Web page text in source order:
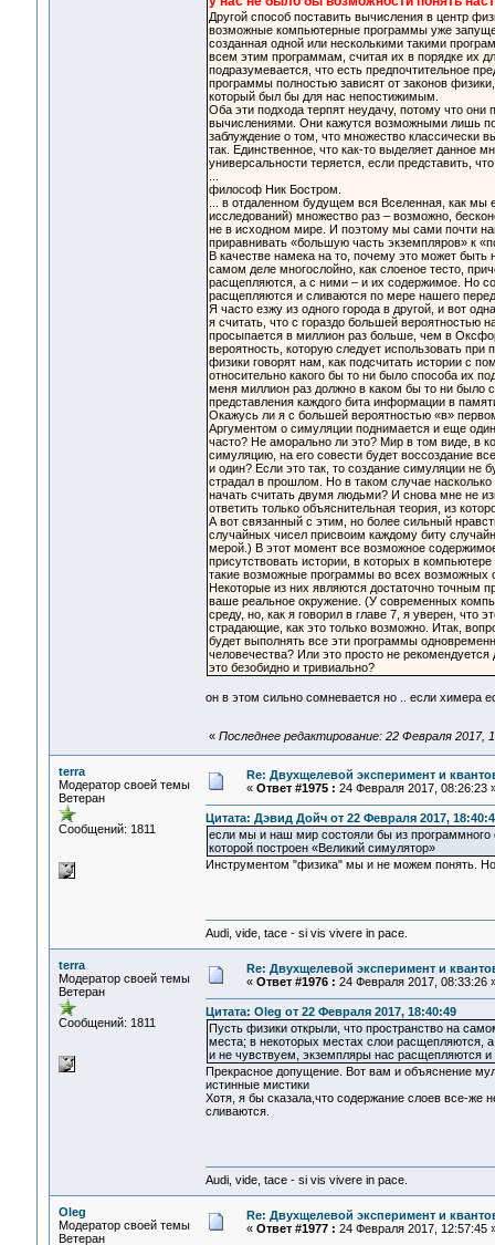
Другой способ поставить вычисления в центр
возможные компьютерные программы уже
созданная одной или несколькими такими
всем этим программам, считая их в порядке их
подразумевается, что есть предпочтительное
программы полностью зависят от законов
который был бы для нас непостижимым.
Оба эти подхода терпят неудачу, потому что
вычислениями. Они кажутся возможными лишь
заблуждение о том, что множество классически
так. Единственное, что как-то выделяет данное
универсальности теряется, если представить,
философ Ник Бостром.
... в отдаленном будущем вся Вселенная, как
исследований) множество раз – возможно,
не в исходном мире. И поэтому мы сами почти
приравнивать «большую часть экземпляров» к
В качестве намека на то, почему это может
самом деле многослойно, как слоеное тесто,
расщепляются, а с ними – и их содержимое. Но
расщепляются и сливаются по мере нашего
Я часто езжу из одного города в другой, и вот
я считать, что с гораздо большей вероятностью
просыпается в миллион раз больше, чем в
вероятность, которую следует использовать
физики говорят нам, как подсчитать истории с
относительно какого бы то ни было способа их
меня миллион раз должно в каком бы то ни было
представления каждого бита информации в
Окажусь ли я с большей вероятностью «в»
Аргументом о симуляции поднимается и еще
часто? Не аморально ли это? Мир в том виде, в
симуляцию, на его совести будет воссоздание
и один? Если это так, то создание симуляции не
страдал в прошлом. Но в таком случае
начать считать двумя людьми? И снова мне не
ответить только объяснительная теория, из
А вот связанный с этим, но более сильный
случайных чисел присвоим каждому биту
мерой.) В этот момент все возможное
присутствовать истории, в которых в
такие возможные программы во всех возможных
Некоторые из них являются достаточно точным
ваше реальное окружение. (У современных
среду, но, как я говорил в главе 7, я уверен, что
страдающие, как это только возможно. Итак,
будет выполнять все эти программы
человечества? Или это просто не
это безобидно и тривиально?
он в этом сильно сомневается но .. если химера
« Последнее редактирование: 22 Февраля 2017,
terra
Модератор своей темы
Ветеран
Сообщений: 1811
Re: Двухщелевой эксперимент и
« Ответ #1975 : 24 Февраля 2017, 08:26:23
Цитата: Дэвид Дойч от 22 Февраля 2017,
если мы и наш мир состояли бы из
которой построен «Великий симулятор»
Инструментом "физика" мы и не можем понять.
Audi, vide, tace - si vis vivere in pace.
terra
Модератор своей темы
Ветеран
Сообщений: 1811
Re: Двухщелевой эксперимент и
« Ответ #1976 : 24 Февраля 2017, 08:33:26
Цитата: Oleg от 22 Февраля 2017, 18:40:49
Пусть физики открыли, что пространство на
места; в некоторых местах слои расщепляются,
и не чувствуем, экземпляры нас расщепляются
Прекрасное допущение. Вот вам и объяснение
истинные мистики
Хотя, я бы сказала,что содержание слоев все-же
сливаются.
Audi, vide, tace - si vis vivere in pace.
Oleg
Модератор своей темы
Ветеран
Re: Двухщелевой эксперимент и
« Ответ #1977 : 24 Февраля 2017, 12:57:45